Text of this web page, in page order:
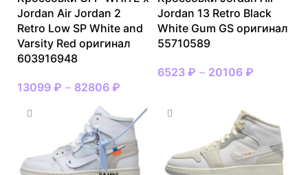
Jordan Air Jordan 2
Retro Low SP White and
Varsity Red оригинал
603916948
13099 ₽ – 82806 ₽
Jordan 13 Retro Black
White Gum GS оригинал
55710589
6523 ₽ – 20106 ₽